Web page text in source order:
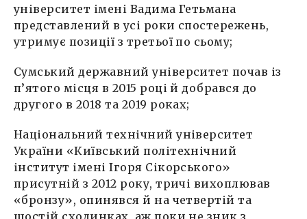
університет імені Вадима Гетьмана
представлений в усі роки спостережень,
утримує позиції з третьої по сьому;
Сумський державний університет почав із
п’ятого місця в 2015 році й добрався до
другого в 2018 та 2019 роках;
Національний технічний університет
України «Київський політехнічний
інститут імені Ігоря Сікорського»
присутній з 2012 року, тричі вихоплював
«бронзу», опинявся й на четвертій та
шостій сходинках, аж поки не зник з